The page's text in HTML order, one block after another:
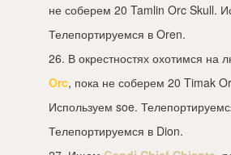
не соберем 20 Tamlin Orc Skull.
Телепортируемся в Oren.
26. В окрестностях охотимся на
Orc, пока не соберем 20 Timak
Используем soe.
Телепортируемся в Dion.